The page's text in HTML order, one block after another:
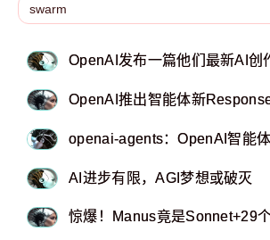
OpenAI发布一篇他们最新AI创
OpenAI推出智能体新
openai-agents：OpenAI智能
AI进步有限，AGI梦想或破灭
惊爆！Manus竟是Sonnet+29